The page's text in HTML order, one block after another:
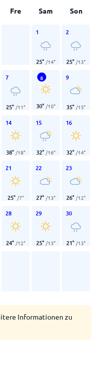
Fre Sam Son
1
25° /14°
2
25° /13°
7
25° /11°
8
30° /10°
9
35° /15°
14
38° /18°
15
32° /16°
16
32° /14°
21
25° /7°
22
27° /13°
23
26° /12°
28
24° /12°
29
25° /13°
30
21° /13°
Informationen zu